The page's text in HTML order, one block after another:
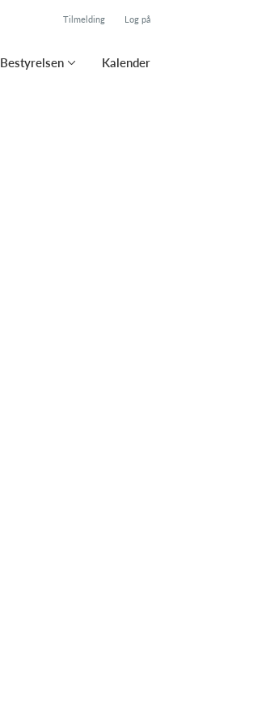
Tilmelding Log på
Bestyrelsen Kalender